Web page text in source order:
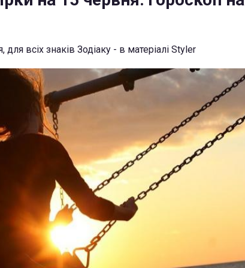
всіх знаків Зодіаку - в матеріалі Styler